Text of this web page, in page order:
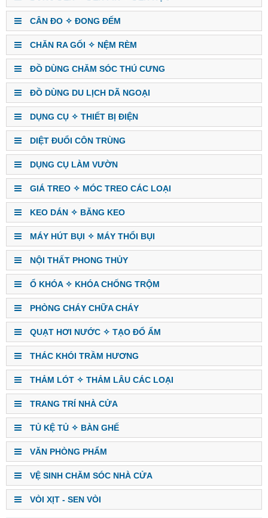
CÂN ĐO ✧ ĐONG ĐẾM
CHĂN RA GỐI ✧ NỆM RÈM
ĐỒ DÙNG CHĂM SÓC THÚ CƯNG
ĐỒ DÙNG DU LỊCH DÃ NGOẠI
DỤNG CỤ ✧ THIẾT BỊ ĐIỆN
DIỆT ĐUỔI CÔN TRÙNG
DỤNG CỤ LÀM VƯỜN
GIÁ TREO ✧ MÓC TREO CÁC LOẠI
KEO DÁN ✧ BĂNG KEO
MÁY HÚT BỤI ✧ MÁY THỔI BỤI
NỘI THẤT PHONG THỦY
Ổ KHÓA ✧ KHÓA CHỐNG TRỘM
PHÒNG CHÁY CHỮA CHÁY
QUẠT HƠI NƯỚC ✧ TẠO ĐỔ ẨM
THÁC KHÓI TRẦM HƯƠNG
THẢM LÓT ✧ THẢM LÂU CÁC LOẠI
TRANG TRÍ NHÀ CỬA
TỦ KỆ TỦ ✧ BÀN GHẾ
VĂN PHÒNG PHẨM
VỆ SINH CHĂM SÓC NHÀ CỬA
VÒI XỊT - SEN VÒI